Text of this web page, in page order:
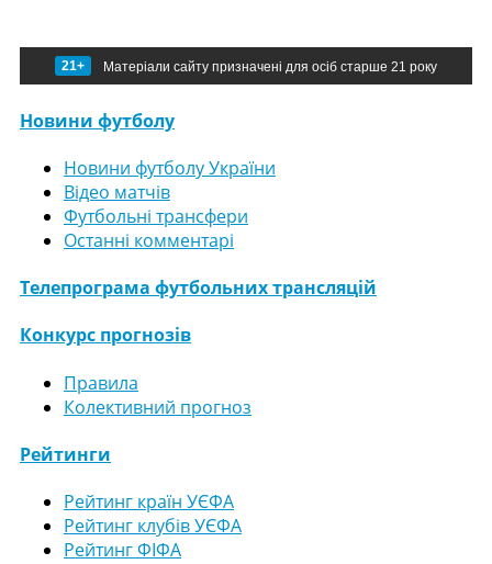
21+ Матеріали сайту призначені для осіб старше 21 року
Новини футболу
Новини футболу України
Відео матчів
Футбольні трансфери
Останні комментарі
Телепрограма футбольних трансляцій
Конкурс прогнозів
Правила
Колективний прогноз
Рейтинги
Рейтинг країн УЄФА
Рейтинг клубів УЄФА
Рейтинг ФІФА